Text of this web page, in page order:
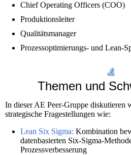
Chief Operating Officers (COO)
Produktionsleiter
Qualitätsmanager
Prozessoptimierungs- und Lean-
Themen und
In dieser AE Peer-Gruppe diskutieren
strategische Fragestellungen wie:
Lean Six Sigma: Kombination
datenbasierten Six-Sigma-
Prozessverbesserung